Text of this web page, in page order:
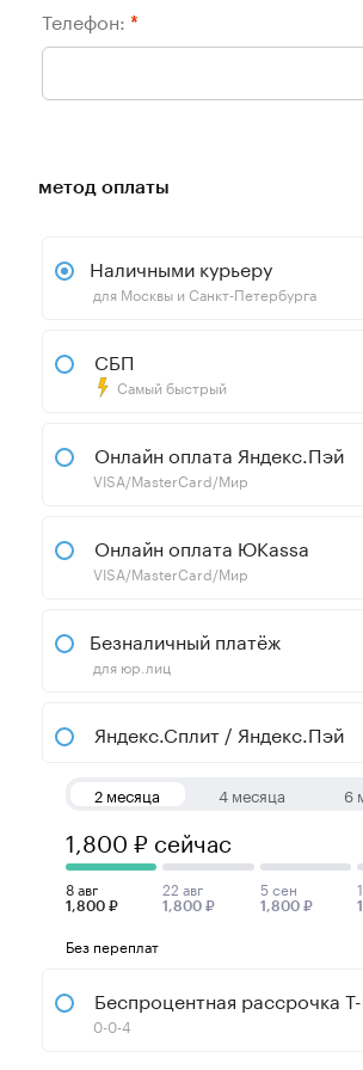
Телефон: *
метод оплаты
Наличными курьеру
для Москвы и Санкт-Петербурга
СБП
Самый быстрый
Онлайн оплата Яндекс.Пэй
VISA/MasterCard/Мир
Онлайн оплата ЮKassa
VISA/MasterCard/Мир
Безналичный платёж
для юр.лиц
Яндекс.Сплит / Яндекс.Пэй
2 месяца 4 месяца 6
1,800 ₽ сейчас
8 авг
1,800 ₽
22 авг
1,800 ₽
5 сен
1,800 ₽
Без переплат
Беспроцентная рассрочка
0-0-4